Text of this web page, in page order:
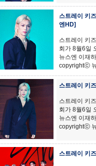
스트레이 키
엔HD]
스트레이 키
회가 8월6일
뉴스엔 이재
copyrightⓒ
스트레이 키
스트레이 키
회가 8월6일
뉴스엔 이재
copyrightⓒ
스트레이 키